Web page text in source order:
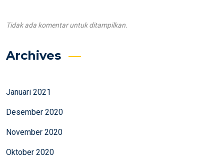
Tidak ada komentar untuk ditampilkan.
Archives
Januari 2021
Desember 2020
November 2020
Oktober 2020